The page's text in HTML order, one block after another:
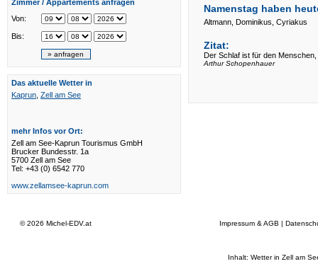
Zimmer / Appartements anfragen
Von:
Bis:
Das aktuelle Wetter in
Kaprun Zell am See
mehr Infos vor Ort:
Zell am See-Kaprun Tourismus GmbH
Brucker Bundesstr. 1a
5700 Zell am See
Tel: +43 (0) 6542 770
www.zellamsee-kaprun.com
Namenstag haben
Altmann, Dominikus, Cyriakus
Zitat:
Der Schlaf ist für den
Arthur Schopenhauer
© 2026 Michel-EDV.at Impressum & AGB |
Inhalt: Wetter in Zell am